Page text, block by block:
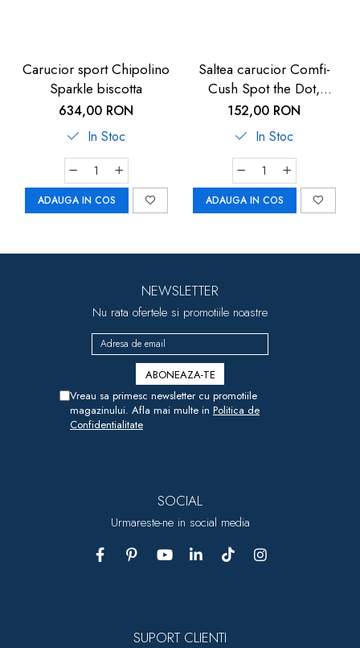
Carucior sport Chipolino
Sparkle biscotta
634,00 RON
In Stoc
ADAUGA IN COS
Saltea carucior Comfi-
Cush Spot the Dot,
841127
152,00 RON
In Stoc
ADAUGA IN COS
NEWSLETTER
Nu rata ofertele si promotiile noastre
Vreau sa primesc newsletter cu promotiile
magazinului. Afla mai multe in Politica de
Confidentialitate
SOCIAL
Urmareste-ne in social media
SUPORT CLIENTI